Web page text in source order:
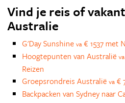
Vind je reis of
Australie
G'Day Sunshine va € 1537 met
Hoogtepunten van Australië va
Reizen
Groepsrondreis Australië va €
Backpacken van Sydney naar